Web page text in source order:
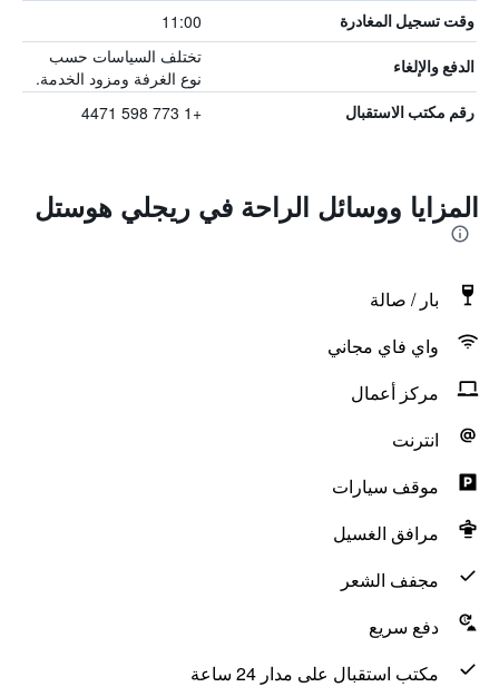
وقت تسجيل المغادرة 11:00
الدفع والإلغاء
تختلف السياسات حسب
نوع الغرفة ومزود الخدمة.
رقم مكتب الاستقبال +1 773 598 4471
المزايا ووسائل الراحة في ريجلي هوستل
بار / صالة
واي فاي مجاني
مركز أعمال
انترنت
موقف سيارات
مرافق الغسيل
مجفف الشعر
دفع سريع
مكتب استقبال على مدار 24 ساعة